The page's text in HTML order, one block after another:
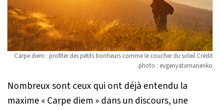
Carpe diem : profiter des petits bonheurs comme le coucher du soleil Crédit
photo : evgenyatamanenko
Nombreux sont ceux qui ont déjà entendu la
maxime « Carpe diem » dans un discours, une